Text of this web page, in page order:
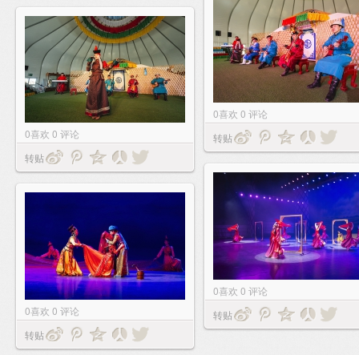
0喜欢 0 评论
转贴
0喜欢 0 评论
转贴
0喜欢 0 评论
转贴
0喜欢 0 评论
转贴